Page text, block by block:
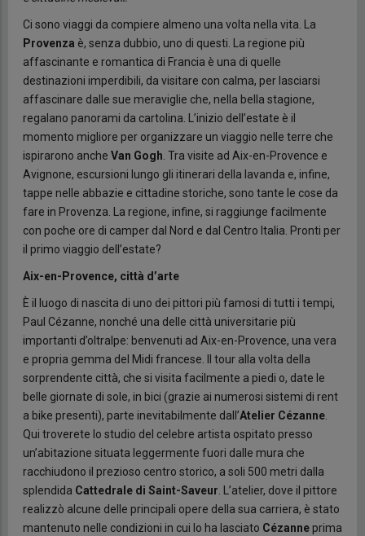
Ci sono viaggi da compiere almeno una volta nella vita. La
Provenza è, senza dubbio, uno di questi. La regione più
affascinante e romantica di Francia è una di quelle
destinazioni imperdibili, da visitare con calma, per lasciarsi
affascinare dalle sue meraviglie che, nella bella stagione,
regalano panorami da cartolina. L’inizio dell’estate è il
momento migliore per organizzare un viaggio nelle terre che
ispirarono anche Van Gogh . Tra visite ad Aix-en-Provence e
Avignone, escursioni lungo gli itinerari della lavanda e, infine,
tappe nelle abbazie e cittadine storiche, sono tante le cose da
fare in Provenza. La regione, infine, si raggiunge facilmente
con poche ore di camper dal Nord e dal Centro Italia. Pronti per
il primo viaggio dell’estate?
Aix-en-Provence, città d’arte
È il luogo di nascita di uno dei pittori più famosi di tutti i tempi,
Paul Cézanne, nonché una delle città universitarie più
importanti d’oltralpe: benvenuti ad Aix-en-Provence, una vera
e propria gemma del Midi francese. Il tour alla volta della
sorprendente città, che si visita facilmente a piedi o, date le
belle giornate di sole, in bici (grazie ai numerosi sistemi di rent
a bike presenti), parte inevitabilmente dall’Atelier Cézanne
Qui troverete lo studio del celebre artista ospitato presso
un’abitazione situata leggermente fuori dalle mura che
racchiudono il prezioso centro storico, a soli 500 metri dalla
splendida Cattedrale di Saint-Saveur . L’atelier, dove il pittore
realizzò alcune delle principali opere della sua carriera, è stato
mantenuto nelle condizioni in cui lo ha lasciato Cézanneprima